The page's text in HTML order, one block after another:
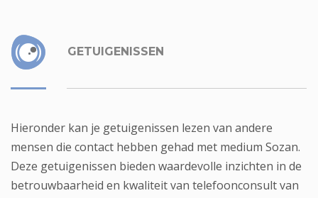
GETUIGENISSEN
Hieronder kan je getuigenissen lezen van andere
mensen die contact hebben gehad met medium Sozan.
Deze getuigenissen bieden waardevolle inzichten in de
betrouwbaarheid en kwaliteit van telefoonconsult van